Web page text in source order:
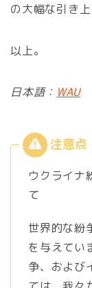
の大幅な引き
以上。
日本語： WAU
ウクライナ
て
世界的な紛
を与えてい
争、および